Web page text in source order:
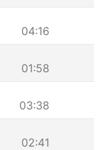
04:16
01:58
03:38
02:41